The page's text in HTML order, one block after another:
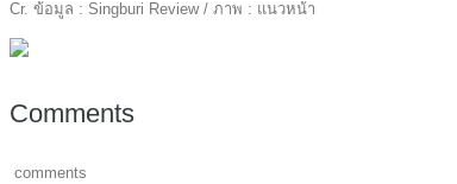
Cr. ข้อมูล : Singburi Review / ภาพ : แนวหน้า
Comments
comments